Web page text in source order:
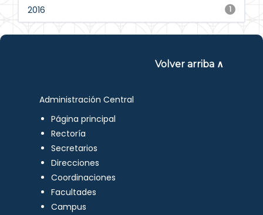
1
2016
Volver arriba ∧
Administración Central
Página principal
Rectoría
Secretarios
Direcciones
Coordinaciones
Facultades
Campus